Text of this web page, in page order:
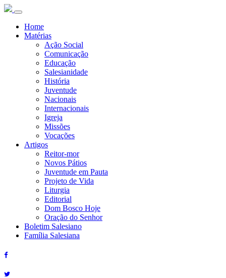
Home
Matérias
Ação Social
Comunicação
Educação
Salesianidade
História
Juventude
Nacionais
Internacionais
Igreja
Missões
Vocações
Artigos
Reitor-mor
Novos Pátios
Juventude em Pauta
Projeto de Vida
Liturgia
Editorial
Dom Bosco Hoje
Oração do Senhor
Boletim Salesiano
Família Salesiana